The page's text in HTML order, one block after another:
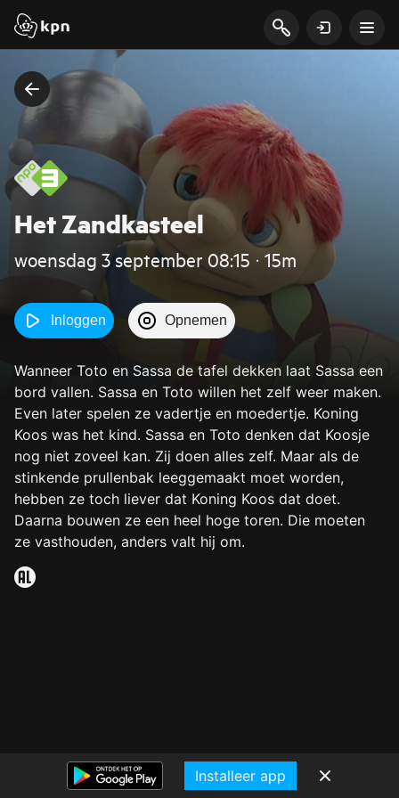
Het Zandkasteel
woensdag 3 september 08:15 ‧ 15m
Inloggen Opnemen
Wanneer Toto en Sassa de tafel dekken laat Sassa een
bord vallen. Sassa en Toto willen het zelf weer maken.
Even later spelen ze vadertje en moedertje. Koning
Koos was het kind. Sassa en Toto denken dat Koosje
nog niet zoveel kan. Zij doen alles zelf. Maar als de
stinkende prullenbak leeggemaakt moet worden,
hebben ze toch liever dat Koning Koos dat doet.
Daarna bouwen ze een heel hoge toren. Die moeten
ze vasthouden, anders valt hij om.
Installeer app